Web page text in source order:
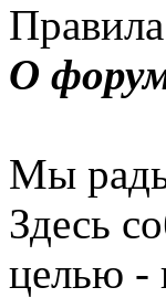
О
Мы
Здесь
целью -